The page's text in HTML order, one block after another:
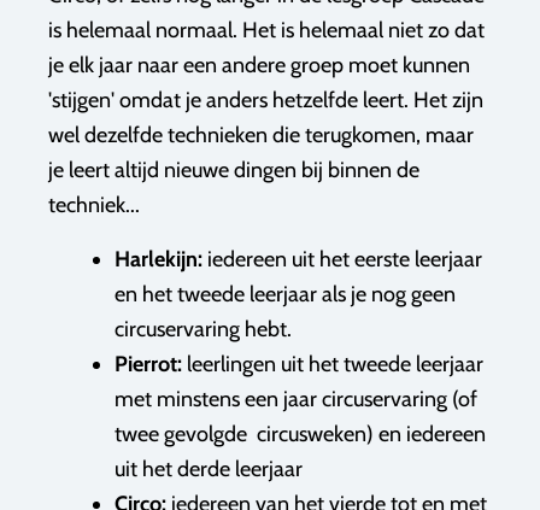
is helemaal normaal. Het is helemaal niet zo dat
je elk jaar naar een andere groep moet kunnen
'stijgen' omdat je anders hetzelfde leert. Het zijn
wel dezelfde technieken die terugkomen, maar
je leert altijd nieuwe dingen bij binnen de
techniek...
Harlekijn: iedereen uit het eerste leerjaar
en het tweede leerjaar als je nog geen
circuservaring hebt.
Pierrot: leerlingen uit het tweede leerjaar
met minstens een jaar circuservaring (of
twee gevolgde circusweken) en iedereen
uit het derde leerjaar
Circo: iedereen van het vierde tot en met